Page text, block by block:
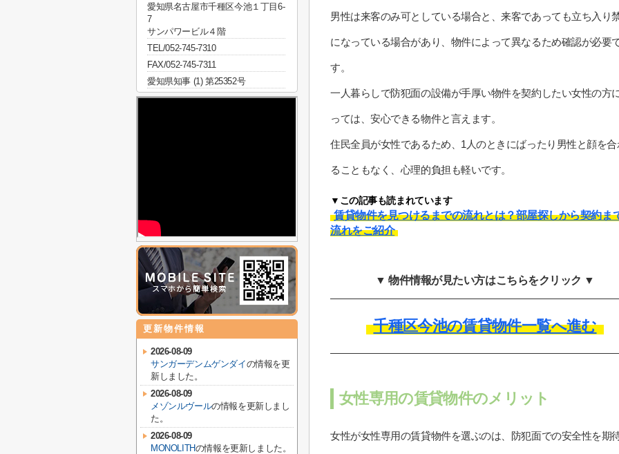
男性は来客のみ可としている場合と、来客であっても立ち入り
になっている場合があり、物件によって異なるため確認が必要
す。
一人暮らしで防犯面の設備が手厚い物件を契約したい女性の方
っては、安心できる物件と言えます。
住民全員が女性であるため、1人のときにばったり男性と顔を
ることもなく、心理的負担も軽いです。
▼この記事も読まれています
賃貸物件を見つけるまでの流れとは？部屋探しから契約ま
流れをご紹介
▼ 物件情報が見たい方はこちらをクリック ▼
千種区今池の賃貸物件一覧へ進む
女性専用の賃貸物件のメリット
女性が女性専用の賃貸物件を選ぶのは、防犯面での安全性を期
愛知県名古屋市千種区今池１丁目6-
7
サンパワービル４階
TEL/052-745-7310
FAX/052-745-7311
愛知県知事 (1) 第25352号
更新物件情報
2026-08-09
サンガーデンムゲンダイの情報を更
新しました。
2026-08-09
メゾンルヴールの情報を更新しまし
た。
2026-08-09
MONOLITHの情報を更新しました。